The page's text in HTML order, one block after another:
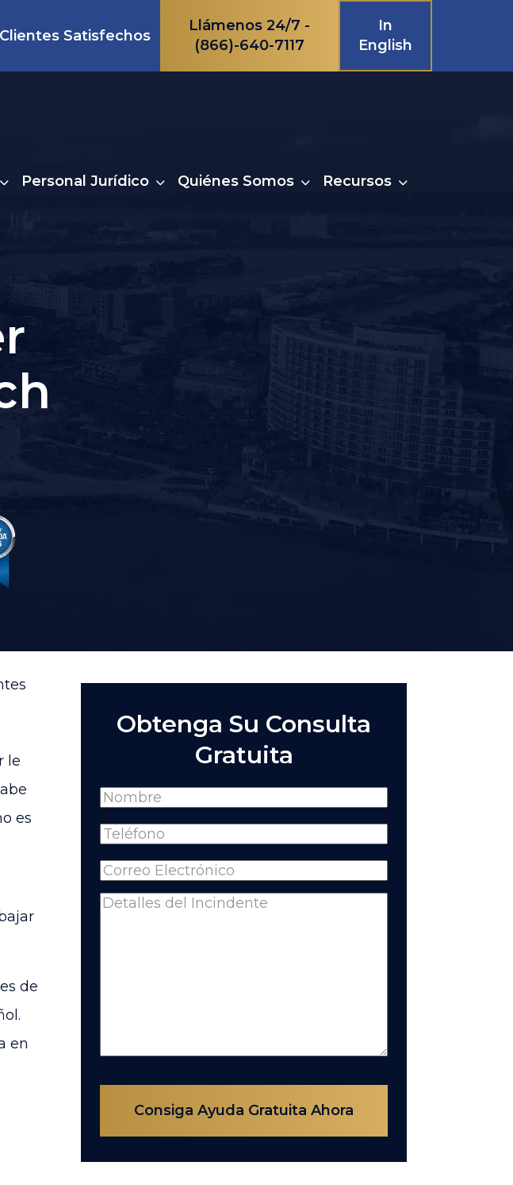
Satisfechos
Llámenos 24/7 -
(866)-640-7117
In
English
Personal Jurídico Quiénes Somos Recursos
le
es
de
en
Obtenga Su Consulta
Gratuita
Name(Required)
Full
Phone(Required)
Email(Required)
Comments(Required)
Consiga Ayuda Gratuita Ahora